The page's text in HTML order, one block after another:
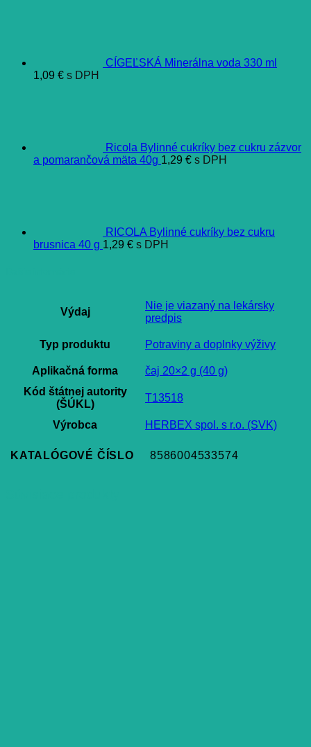
CÍGEĽSKÁ Minerálna voda 330 ml
1,09 € s DPH
Ricola Bylinné cukríky bez cukru zázvor
a pomarančová mäta 40g 1,29 € s DPH
RICOLA Bylinné cukríky bez cukru
brusnica 40 g 1,29 € s DPH
Výdaj
Nie je viazaný na lekársky
predpis
Typ produktu Potraviny a doplnky výživy
Aplikačná forma
čaj 20×2 g (40 g)
Kód štátnej autority
(ŠÚKL)
T13518
Výrobca HERBEX spol. s r.o. (SVK)
KATALÓGOVÉ ČÍSLO 8586004533574